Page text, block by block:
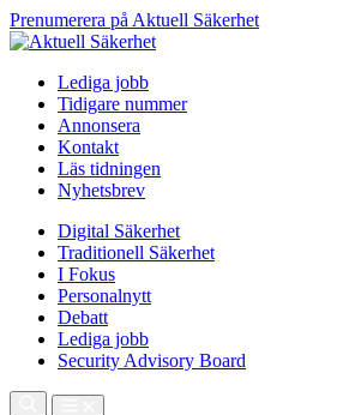
Prenumerera på Aktuell Säkerhet
Lediga jobb
Tidigare nummer
Annonsera
Kontakt
Läs tidningen
Nyhetsbrev
Digital Säkerhet
Traditionell Säkerhet
I Fokus
Personalnytt
Debatt
Lediga jobb
Security Advisory Board